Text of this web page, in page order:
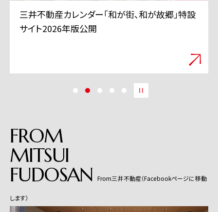
三井不動産カレンダー「和が街、和が故郷」特設
サイト2026年版公開
FROM
MITSUI
FUDOSAN From三井不動産（Facebookページに移動
します）